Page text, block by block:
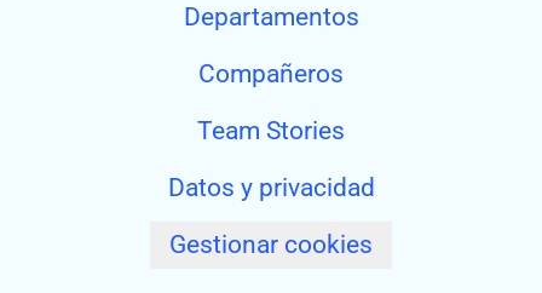
Departamentos
Compañeros
Team Stories
Datos y privacidad
Gestionar cookies